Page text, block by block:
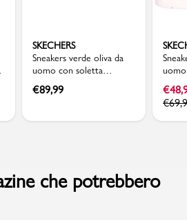
SKECHERS
Sneakers verde oliva da
uomo con soletta
memory foam Skechers
Uno
€89,99
Uno
€
€
che potrebbero